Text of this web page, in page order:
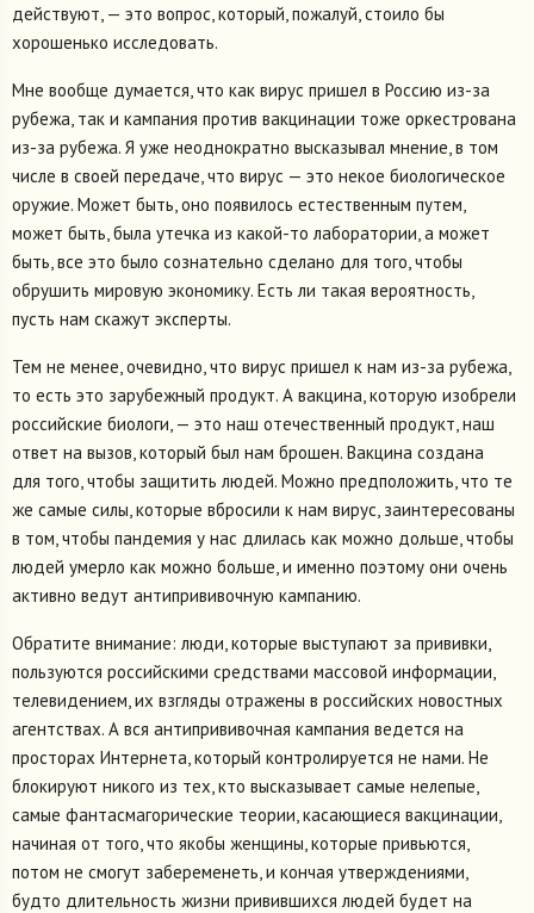
действуют, — это вопрос, который, пожалуй, стоило бы
хорошенько исследовать.
Мне вообще думается, что как вирус пришел в Россию из-за
рубежа, так и кампания против вакцинации тоже оркестрована
из-за рубежа. Я уже неоднократно высказывал мнение, в том
числе в своей передаче, что вирус — это некое биологическое
оружие. Может быть, оно появилось естественным путем,
может быть, была утечка из какой-то лаборатории, а может
быть, все это было сознательно сделано для того, чтобы
обрушить мировую экономику. Есть ли такая вероятность,
пусть нам скажут эксперты.
Тем не менее, очевидно, что вирус пришел к нам из-за рубежа,
то есть это зарубежный продукт. А вакцина, которую изобрели
российские биологи, — это наш отечественный продукт, наш
ответ на вызов, который был нам брошен. Вакцина создана
для того, чтобы защитить людей. Можно предположить, что те
же самые силы, которые вбросили к нам вирус, заинтересованы
в том, чтобы пандемия у нас длилась как можно дольше, чтобы
людей умерло как можно больше, и именно поэтому они очень
активно ведут антипрививочную кампанию.
Обратите внимание: люди, которые выступают за прививки,
пользуются российскими средствами массовой информации,
телевидением, их взгляды отражены в российских новостных
агентствах. А вся антипрививочная кампания ведется на
просторах Интернета, который контролируется не нами. Не
блокируют никого из тех, кто высказывает самые нелепые,
самые фантасмагорические теории, касающиеся вакцинации,
начиная от того, что якобы женщины, которые привьются,
потом не смогут забеременеть, и кончая утверждениями,
будто длительность жизни привившихся людей будет на